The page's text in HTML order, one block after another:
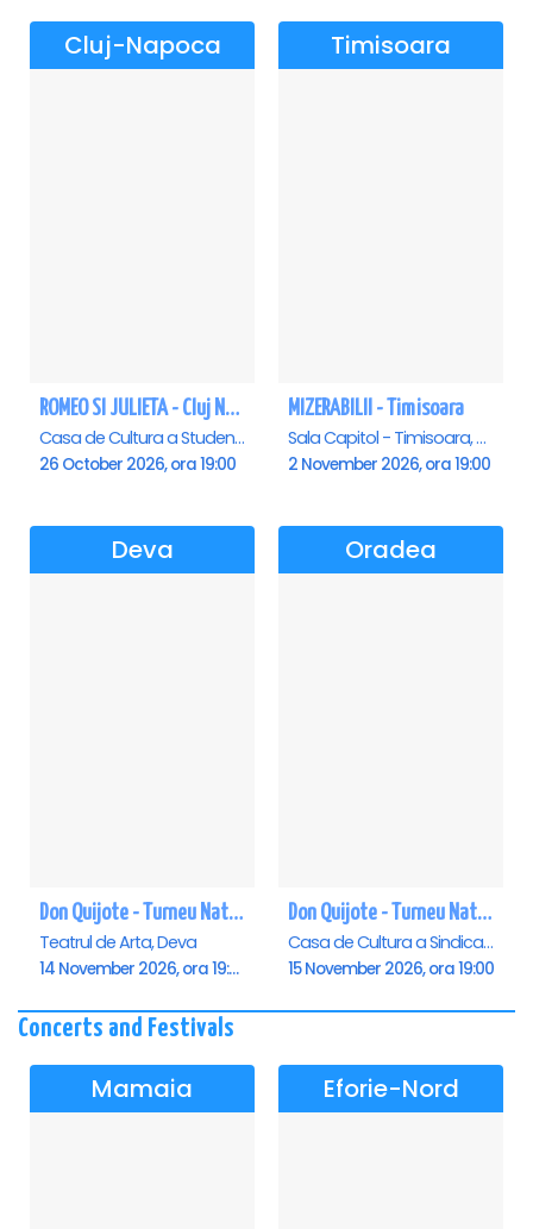
Cluj-Napoca
ROMEO SI JULIETA - Cluj Napoca
Casa de Cultura a Studentilor Dumitru Farcas, Cluj-Napoca
26 October 2026, ora 19:00
Timisoara
MIZERABILII - Timisoara
Sala Capitol - Timisoara, Timisoara
2 November 2026, ora 19:00
Deva
Don Quijote - Turneu National de balet - Deva
Teatrul de Arta, Deva
14 November 2026, ora 19:00
Oradea
Don Quijote - Turneu National de balet - Oradea
Casa de Cultura a Sindicatelor , Oradea
15 November 2026, ora 19:00
Concerts and Festivals
Mamaia Eforie-Nord